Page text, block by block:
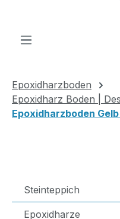
Epoxidharzboden
Epoxidharz Boden |
Epoxidharzboden
Steinteppich
Epoxidharze